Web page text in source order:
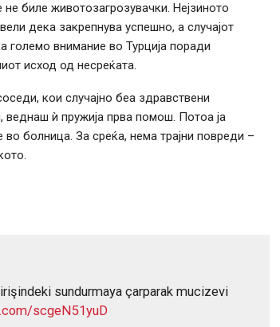
не биле животозагрозувачки. Нејзиното
дека закрепнува успешно, а случајот
големо внимание во Турција поради
исход од несреќата.
кои случајно беа здравствени
веднаш ѝ пружија прва помош. Потоа ја
болница. За среќа, нема трајни повреди –
sundurmaya çarparak mucizevi
scgeN51yuD